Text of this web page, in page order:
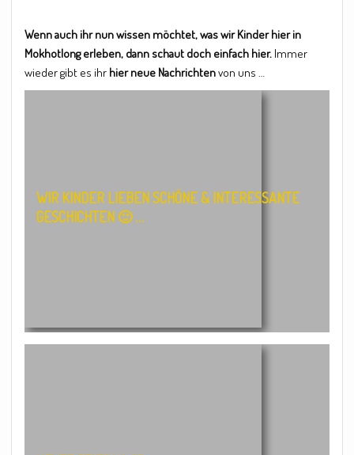
Wenn auch ihr nun wissen möchtet, was wir Kinder hier in
Mokhotlong erleben, dann schaut doch einfach hier. Immer
wieder gibt es ihr hier neue Nachrichtenvon uns …
WIR KINDER LIEBEN SCHÖNE & INTERESSANTE
GESCHICHTEN 🙂 …